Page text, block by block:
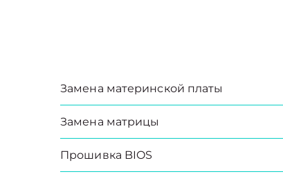
Замена материнской платы
Замена матрицы
Прошивка BIOS